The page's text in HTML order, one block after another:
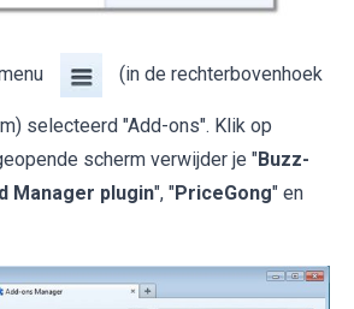
(in de rechterbovenhoek
selecteerd "Add-ons". Klik op
scherm verwijder je "Buzz-
Manager plugin", "PriceGong" en